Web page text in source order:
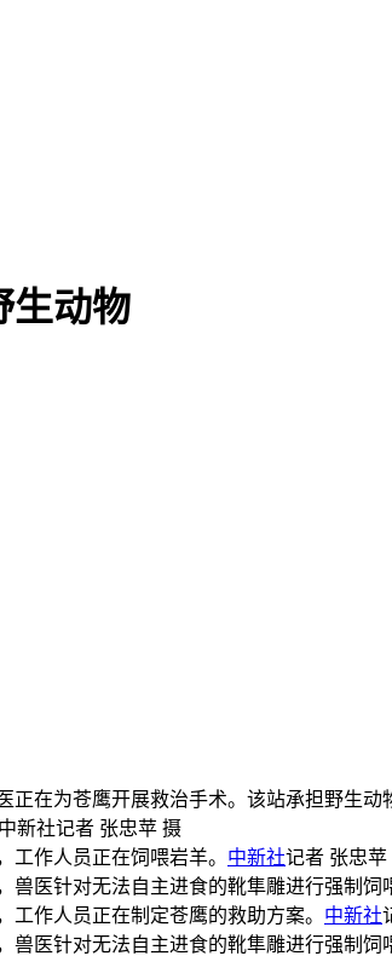
生动物
在为苍鹰开展救治手术。该站承担野生
中新社记者 张忠苹 摄
作人员正在饲喂岩羊。 中新社记者 张忠
兽医针对无法自主进食的靴隼雕进行强制饲
作人员正在制定苍鹰的救助方案。 中新社
兽医针对无法自主进食的靴隼雕进行强制饲